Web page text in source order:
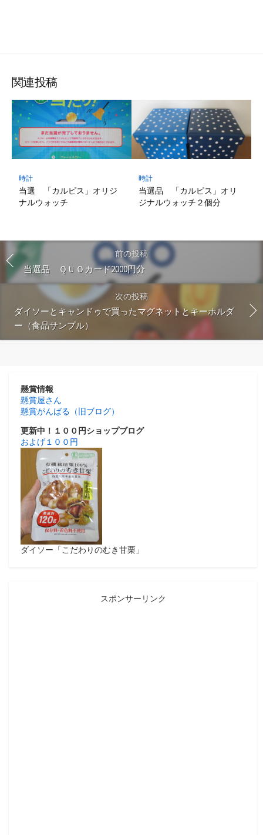
関連投稿
時計
当選 「カルピス」オリジ
ナルウォッチ
時計
当選品 「カルピス」オリ
ジナルウォッチ２個分
前の投稿
当選品 ＱＵＯカード2000円分
次の投稿
ダイソーとキャンドゥで買ったマグネットとキーホルダ
ー（食品サンプル）
懸賞情報
懸賞屋さん
懸賞がんばる（旧ブログ）
更新中！１００円ショップブログ
およげ１００円
ダイソー「こだわりのむき甘栗」
スポンサーリンク